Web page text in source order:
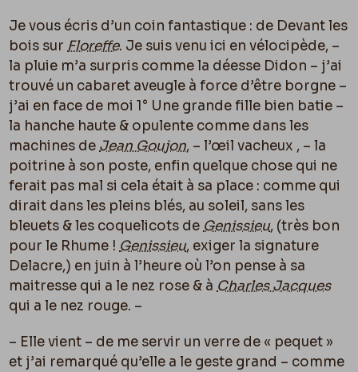
Je vous écris d’un coin fantastique : de Devant les
bois surFloreffe. Je suis venu ici en vélocipède, –
la pluie m’a surpris comme la déesse Didon – j’ai
trouvé un cabaret aveugle à force d’être borgne –
j’ai en face de moi 1° Une grande fille bien batie –
la hanche haute & opulente comme dans les
machines deJean Goujon, – l’œil vacheux , – la
poitrine à son poste, enfin quelque chose qui ne
ferait pas mal si cela était à sa place : comme qui
dirait dans les pleins blés, au soleil, sans les
bleuets & les coquelicots deGenissieu, (très bon
pour le Rhume !Genissieu, exiger la signature
Delacre,) en juin à l’heure où l’on pense à sa
maitresse qui a le nez rose & àCharles Jacques
qui a le nez rouge. –
– Elle vient – de me servir un verre de « pequet »
et j’ai remarqué qu’elle a le geste grand – comme